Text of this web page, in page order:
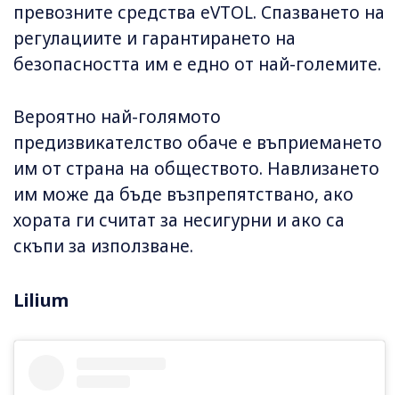
превозните средства eVTOL. Спазването на
регулациите и гарантирането на
безопасността им е едно от най-големите.
Вероятно най-голямото
предизвикателство обаче е въприемането
им от страна на обществото. Навлизането
им може да бъде възпрепятствано, ако
хората ги считат за несигурни и ако са
скъпи за използване.
Lilium